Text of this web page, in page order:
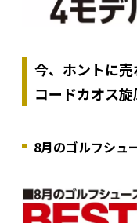
今、ホントに売
コードカオス
8月のゴルフシュ